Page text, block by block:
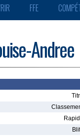
FFE
Andree